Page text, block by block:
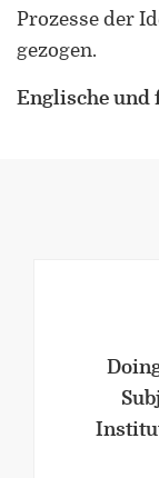
Prozesse der
gezogen.
Englische und